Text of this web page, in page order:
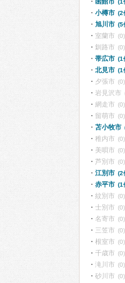
(1
小樽市 (2
旭川市 (5
室蘭市 (0)
釧路市 (0)
帯広市 (1
北見市 (1
夕張市 (0)
岩見沢市
網走市 (0)
留萌市 (0)
苫小牧市
稚内市 (0)
美唄市 (0)
芦別市 (0)
江別市 (2
赤平市 (1
紋別市 (0)
士別市 (0)
名寄市 (0)
三笠市 (0)
根室市 (0)
千歳市 (0)
滝川市 (0)
砂川市 (0)